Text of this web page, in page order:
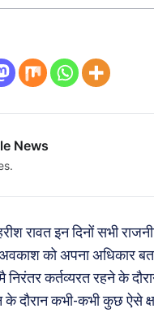
News
रावत इन दिनों सभी
को अपना अधिकार
कर्तव्यरत रहने के
दौरान कभी-कभी कुछ